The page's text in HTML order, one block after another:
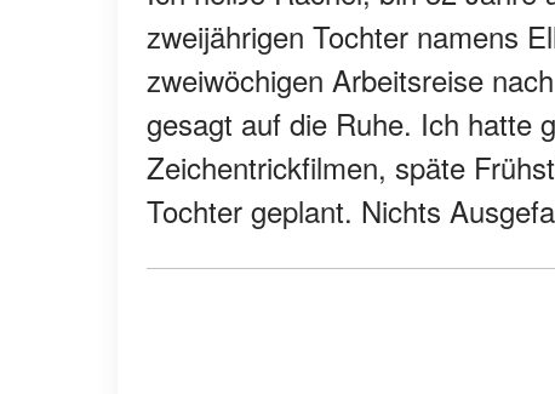
zweijährigen Tochter namens
zweiwöchigen Arbeitsreise
gesagt auf die Ruhe. Ich hatte
Zeichentrickfilmen, späte
Tochter geplant. Nichts